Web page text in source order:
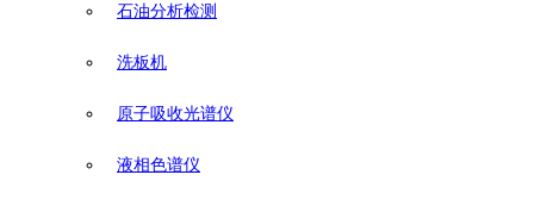
石油分析检测
洗板机
原子吸收光谱仪
液相色谱仪